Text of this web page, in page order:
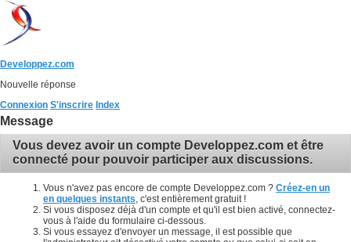
Developpez.com
Nouvelle réponse
Connexion S'inscrire Index
Message
Vous devez avoir un compte Developpez.com et être
connecté pour pouvoir participer aux discussions.
Vous n'avez pas encore de compte Developpez.com ? Créez-en un
en quelques instants , c'est entièrement gratuit !
Si vous disposez déjà d'un compte et qu'il est bien activé, connectez-
vous à l'aide du formulaire ci-dessous.
Si vous essayez d'envoyer un message, il est possible que